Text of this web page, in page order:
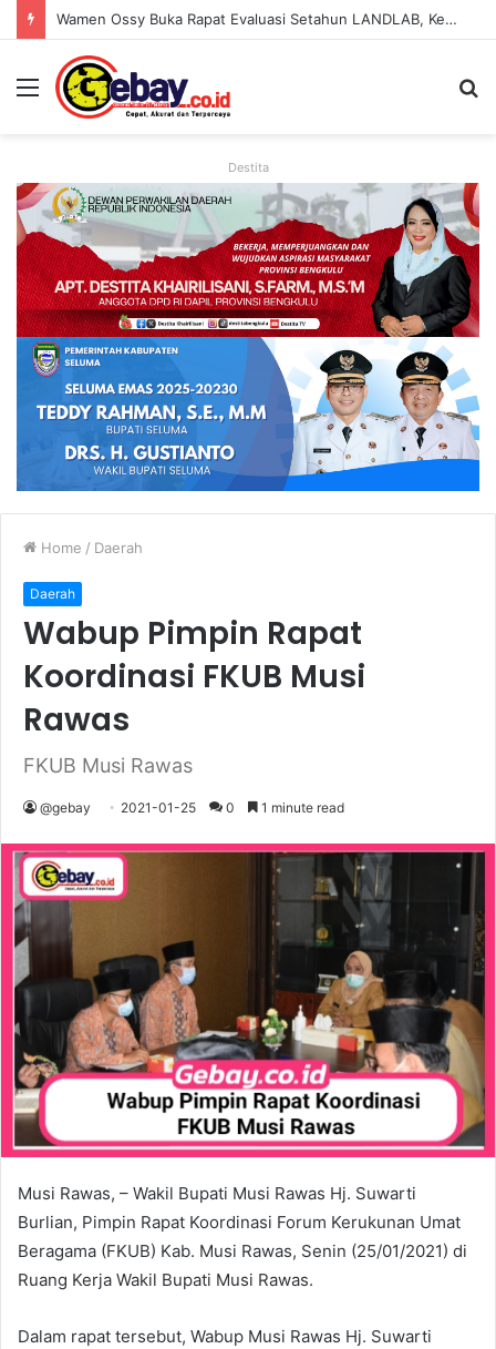
Wamen Ossy Buka Rapat Evaluasi Setahun LANDLAB, Kerja Sama Kementerian ATR/BPN Bersama JICA
Destita
Home / Daerah
Daerah
Wabup Pimpin Rapat
Koordinasi FKUB Musi
Rawas
FKUB Musi Rawas
@gebay 2021-01-25 0 1 minute read
Musi Rawas, – Wakil Bupati Musi Rawas Hj. Suwarti
Burlian, Pimpin Rapat Koordinasi Forum Kerukunan Umat
Beragama (FKUB) Kab. Musi Rawas, Senin (25/01/2021) di
Ruang Kerja Wakil Bupati Musi Rawas.
Dalam rapat tersebut, Wabup Musi Rawas Hj. Suwarti